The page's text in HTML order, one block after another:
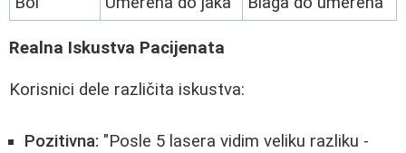
Realna Iskustva Pacijenata
Korisnici dele različita iskustva:
Pozitivna: "Posle 5 lasera vidim veliku razliku -